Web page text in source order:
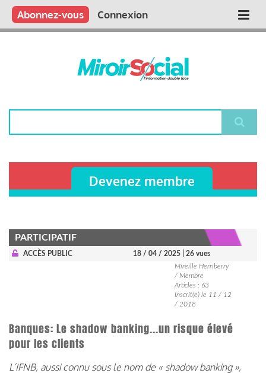
Aller
contenu
Main
Qui sommes nous ?
Vous publiez
Nous publions
Contactez-nous
Abonnez-vous Connexion
Devenez membre
PARTICIPATIF
ACCÈS PUBLIC 18 / 04 / 2025
| 26 vues
Mireille Herriberry
/ Membre
Articles : 63
Inscrit(e) le 11 / 12
/ 2018
Banques: Le shadow banking...un risque élevé
pour les clients
L’IFNB, aussi connu sous le nom de « shadow banking »,